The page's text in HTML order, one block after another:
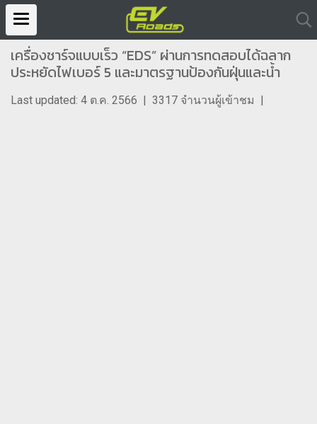
เครื่องชาร์จแบบเร็ว “EDS” ผ่านการทดสอบได้ฉลาก
ประหยัดไฟเบอร์ 5 และมาตรฐานป้องกันฝุ่นและน้ำ
Last updated: 4 ต.ค. 2566 | 3317 จำนวนผู้เข้าชม |